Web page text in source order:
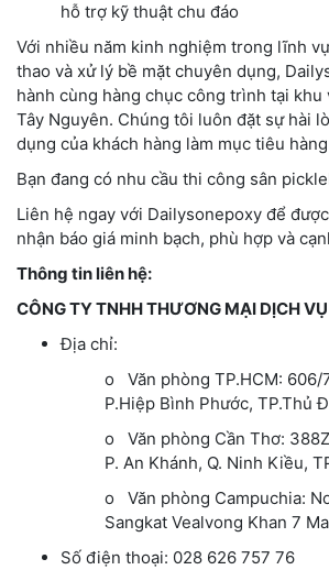
hỗ trợ kỹ thuật chu đáo
Với nhiều năm kinh nghiệm trong lĩnh
thao và xử lý bề mặt chuyên dụng,
hành cùng hàng chục công trình tại khu
Tây Nguyên. Chúng tôi luôn đặt sự hài
dụng của khách hàng làm mục tiêu
Bạn đang có nhu cầu thi công sân
Liên hệ ngay với Dailysonepoxy để
nhận báo giá minh bạch, phù hợp và
Thông tin liên hệ:
CÔNG TY TNHH THƯƠNG MẠI DỊCH
Địa chỉ:
o Văn phòng TP.HCM: 606/
P.Hiệp Bình Phước, TP.Thủ
o Văn phòng Cần Thơ:
P. An Khánh, Q. Ninh Kiều,
o Văn phòng Campuchia:
Sangkat Vealvong Khan 7
Số điện thoại: 028 626 757 76